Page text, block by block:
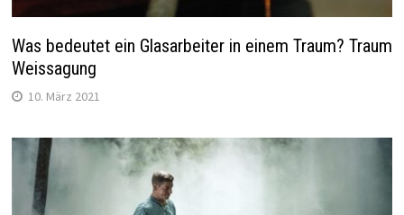
Was bedeutet ein Glasarbeiter in einem Traum? Traum
Weissagung
10. März 2021